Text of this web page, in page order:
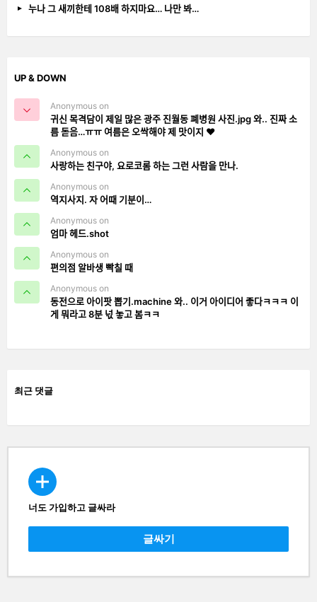
누나 그 새끼한테 108배 하지마요… 나만 봐…
UP & DOWN
Anonymous on
귀신 목격담이 제일 많은 광주 진월동 폐병원 사진.jpg 와.. 진짜 소
름 돋음…ㅠㅠ 여름은 오싹해야 제 맛이지 ❤️
Anonymous on
사랑하는 친구야, 요로코롬 하는 그런 사람을 만나.
Anonymous on
역지사지. 자 어때 기분이…
Anonymous on
엄마 헤드.shot
Anonymous on
편의점 알바생 빡칠 때
Anonymous on
동전으로 아이팟 뽑기.machine 와.. 이거 아이디어 좋다ㅋㅋㅋ 이
게 뭐라고 8분 넋 놓고 봄ㅋㅋ
최근 댓글
CREATE
너도 가입하고 글싸라
글싸기